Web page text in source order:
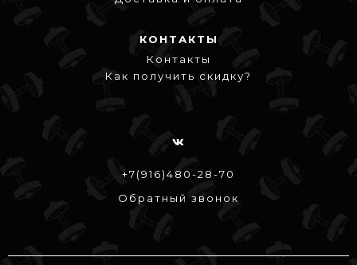
КОНТАКТЫ
Контакты
Как получить скидку?
+7(916)480-28-70
Обратный звонок